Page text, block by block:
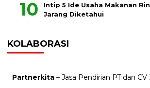
Intip 5 Ide Usaha Makanan
Jarang Diketahui
KOLABORASI
Partnerkita – Jasa Pendirian PT dan CV